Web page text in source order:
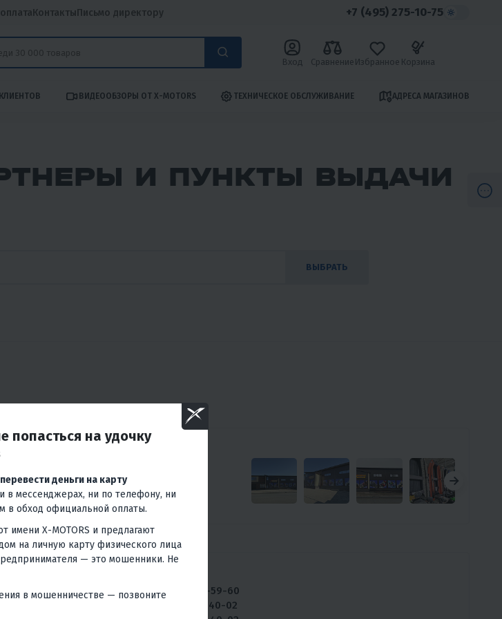
КонтактыПисьмо директору +7 (495) 275-10-75
Вход Сравнение Избранное Корзина
ВИДЕООБЗОРЫ ОТ X-MOTORS ТЕХНИЧЕСКОЕ ОБСЛУЖИВАНИЕ АДРЕСА МАГАЗИНОВ
И ПУНКТЫ ВЫДАЧИ
ВЫБРАТЬ
23-80
10:00-19:00
+7 (347) 229-23-80
Пн-Пт 10:00-19:00
- 19:00
+7 800 234-59-60
+7 347 257-40-02
попасться на удочку
деньги на карту
в мессенджерах, ни по телефону, ни
в обход официальной оплаты.
имени X-MOTORS и предлагают
на личную карту физического лица
— это мошенники. Не
в мошенничестве — позвоните